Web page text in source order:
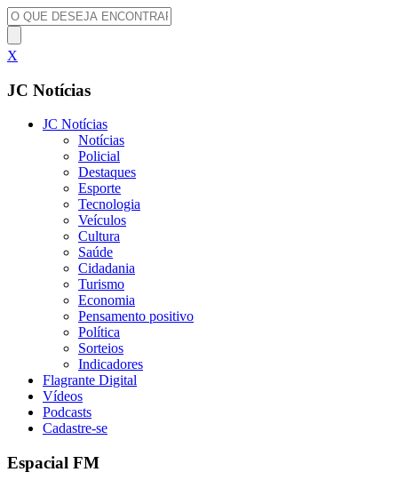
X
JC Notícias
JC Notícias
Notícias
Policial
Destaques
Esporte
Tecnologia
Veículos
Cultura
Saúde
Cidadania
Turismo
Economia
Pensamento positivo
Política
Sorteios
Indicadores
Flagrante Digital
Vídeos
Podcasts
Cadastre-se
Espacial FM